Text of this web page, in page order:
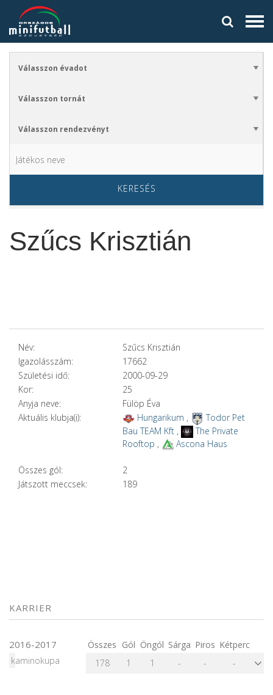
KERESÉS
Szűcs Krisztián
Név:
Szűcs Krisztián
Igazolásszám:
17662
Születési idő:
2000-09-29
Kor:
25
Anyja neve:
Fülöp Éva
Aktuális klubja(i):
Hungarikum ,
Todor Pet
Bau TEAM Kft,
The Private
Rooftop , Ascona Haus
Összes gól:
2
Játszott meccsek:
189
KARRIER
2016-2017 Összes Gól Öngól Sárga Piros Kétperc
kaminokupa
178 1 1 - - -